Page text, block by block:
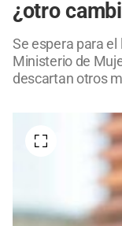
¿otro
Se espera para el
Ministerio de
descartan otros